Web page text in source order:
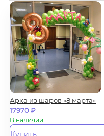
Арка из шаров «8 марта»
17970₽
В наличии